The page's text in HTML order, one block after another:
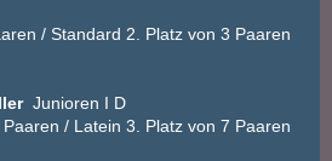
/ Standard 2. Platz von 3 Paaren
Junioren I D
/ Latein 3. Platz von 7 Paaren